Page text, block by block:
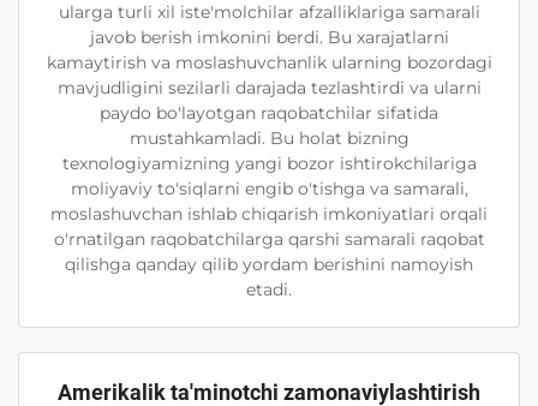
ularga turli xil iste'molchilar afzalliklariga samarali
javob berish imkonini berdi. Bu xarajatlarni
kamaytirish va moslashuvchanlik ularning bozordagi
mavjudligini sezilarli darajada tezlashtirdi va ularni
paydo bo'layotgan raqobatchilar sifatida
mustahkamladi. Bu holat bizning
texnologiyamizning yangi bozor ishtirokchilariga
moliyaviy to'siqlarni engib o'tishga va samarali,
moslashuvchan ishlab chiqarish imkoniyatlari orqali
o'rnatilgan raqobatchilarga qarshi samarali raqobat
qilishga qanday qilib yordam berishini namoyish
etadi.
Amerikalik ta'minotchi zamonaviylashtirish